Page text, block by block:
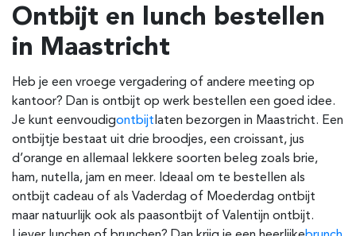
Ontbijt en lunch bestellen
in Maastricht
Heb je een vroege vergadering of andere meeting op
kantoor? Dan is ontbijt op werk bestellen een goed idee.
Je kunt eenvoudigontbijt laten bezorgen in Maastricht. Een
ontbijtje bestaat uit drie broodjes, een croissant, jus
d’orange en allemaal lekkere soorten beleg zoals brie,
ham, nutella, jam en meer. Ideaal om te bestellen als
ontbijt cadeau of als Vaderdag of Moederdag ontbijt
maar natuurlijk ook als paasontbijt of Valentijn ontbijt.